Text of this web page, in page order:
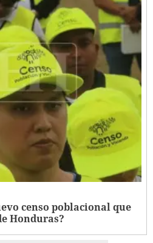
censo poblacional que
Honduras?